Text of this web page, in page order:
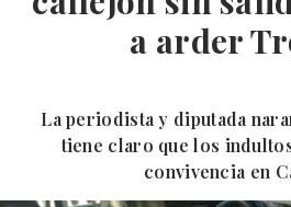
a arder
La periodista y diputada
tiene claro que los
convivencia en